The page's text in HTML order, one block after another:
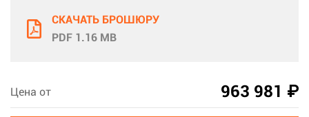
СКАЧАТЬ БРОШЮРУ
PDF 1.16 MB
Цена от 963 981 ₽